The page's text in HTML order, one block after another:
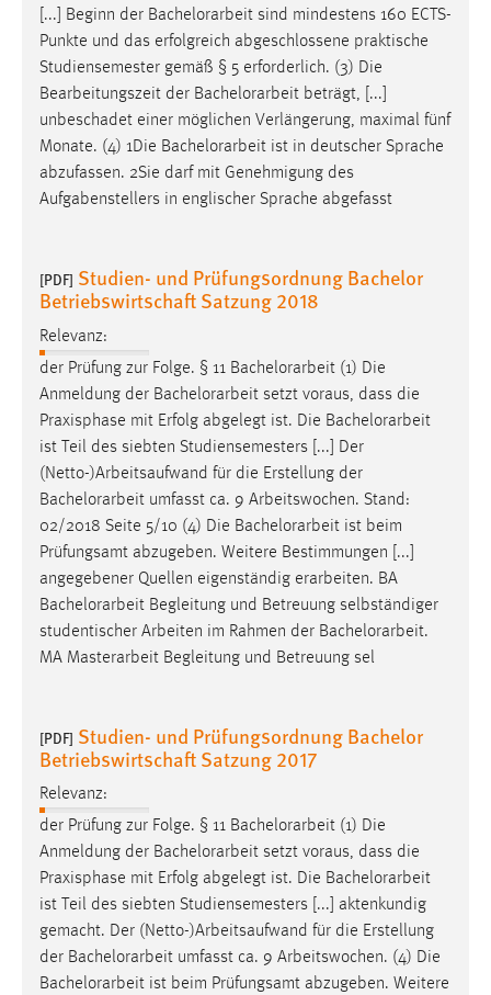
[...] Beginn der Bachelorarbeit sind mindestens 160 ECTS-
Punkte und das erfolgreich abgeschlossene praktische
Studiensemester gemäß § 5 erforderlich. (3) Die
Bearbeitungszeit der Bachelorarbeit beträgt, [...]
unbeschadet einer möglichen Verlängerung, maximal fünf
Monate. (4) 1Die Bachelorarbeit ist in deutscher Sprache
abzufassen. 2Sie darf mit Genehmigung des
Aufgabenstellers in englischer Sprache abgefasst
[PDF] Studien- und Prüfungsordnung Bachelor
Betriebswirtschaft Satzung 2018
Relevanz:
der Prüfung zur Folge. § 11 Bachelorarbeit (1) Die
Anmeldung der Bachelorarbeit setzt voraus, dass die
Praxisphase mit Erfolg abgelegt ist. Die Bachelorarbeit
ist Teil des siebten Studiensemesters [...] Der
(Netto-)Arbeitsaufwand für die Erstellung der
Bachelorarbeit umfasst ca. 9 Arbeitswochen. Stand:
02/2018 Seite 5/10 (4) Die Bachelorarbeit ist beim
Prüfungsamt abzugeben. Weitere Bestimmungen [...]
angegebener Quellen eigenständig erarbeiten. BA
Bachelorarbeit Begleitung und Betreuung selbständiger
studentischer Arbeiten im Rahmen der Bachelorarbeit.
MA Masterarbeit Begleitung und Betreuung sel
[PDF] Studien- und Prüfungsordnung Bachelor
Betriebswirtschaft Satzung 2017
Relevanz:
der Prüfung zur Folge. § 11 Bachelorarbeit (1) Die
Anmeldung der Bachelorarbeit setzt voraus, dass die
Praxisphase mit Erfolg abgelegt ist. Die Bachelorarbeit
ist Teil des siebten Studiensemesters [...] aktenkundig
gemacht. Der (Netto-)Arbeitsaufwand für die Erstellung
der Bachelorarbeit umfasst ca. 9 Arbeitswochen. (4) Die
Bachelorarbeit ist beim Prüfungsamt abzugeben. Weitere